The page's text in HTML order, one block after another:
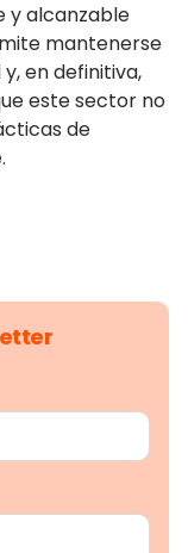
y alcanzable
mantenerse
en definitiva,
este sector no
de